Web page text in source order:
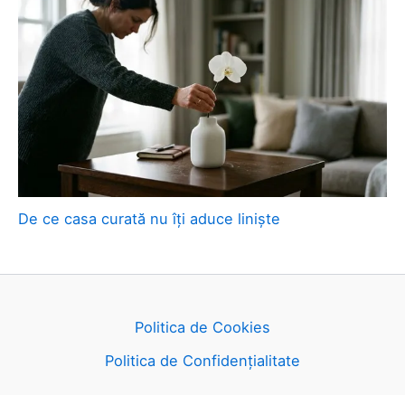
De ce casa curată nu îți aduce liniște
Politica de Cookies
Politica de Confidențialitate